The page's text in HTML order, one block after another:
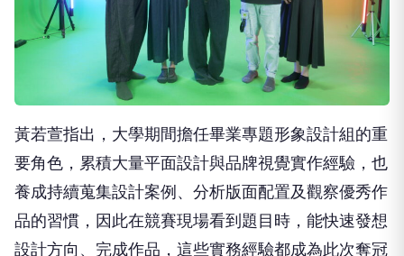
黃若萱指出，大學期間擔任畢業專題形象設計組的重
要角色，累積大量平面設計與品牌視覺實作經驗，也
養成持續蒐集設計案例、分析版面配置及觀察優秀作
品的習慣，因此在競賽現場看到題目時，能快速發想
設計方向、完成作品，這些實務經驗都成為此次奪冠